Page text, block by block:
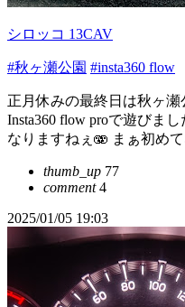
シロッコ 13CAV
#秋ヶ瀬公園 #insta360 flow
正月休みの最終日は秋ヶ
Insta360 flow proで遊びま
なりますねぇ🫨 まぁ初め
thumb_up 77
comment4
2025/01/05 19:03